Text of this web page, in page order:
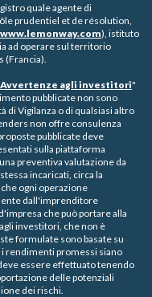
quale agente di
prudentiel et de résolution,
www.lemonway.com), istituto
ad operare sul territorio
(Francia).
Avvertenze agli investitori"
pubblicate non sono
di Vigilanza o di qualsiasi altro
non offre consulenza
pubblicate deve
sulla piattaforma
preventiva valutazione da
incaricati, circa la
ogni operazione
dall'imprenditore
che può portare alla
investitori, che non è
formulate sono basate su
i rendimenti promessi siano
essere effettuato tenendo
delle potenziali
dei rischi.